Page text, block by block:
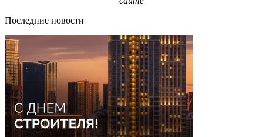
Последние новости